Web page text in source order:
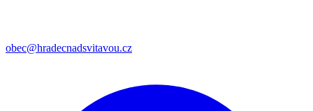
obec@hradecnadsvitavou.cz